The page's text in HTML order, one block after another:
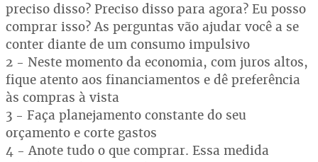
preciso disso? Preciso disso para agora? Eu posso
comprar isso? As perguntas vão ajudar você a se
conter diante de um consumo impulsivo
2 - Neste momento da economia, com juros altos,
fique atento aos financiamentos e dê preferência
às compras à vista
3 - Faça planejamento constante do seu
orçamento e corte gastos
4 - Anote tudo o que comprar. Essa medida